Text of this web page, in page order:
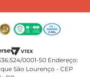
0001-50 Endereço:
São Lourenço - CEP